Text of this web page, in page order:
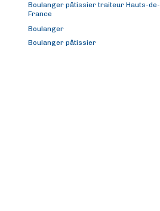
Boulanger pâtissier traiteur Hauts-de-
France
Boulanger
Boulanger pâtissier